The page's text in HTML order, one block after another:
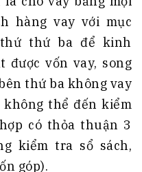
hàng vay với mục
thứ ba để kinh
được vốn vay, song
thứ ba không vay
thể đến kiểm
có thỏa thuận 3
kiểm tra sổ sách,
góp).